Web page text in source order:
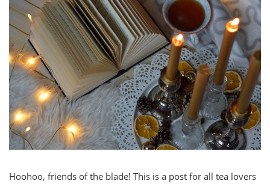
Hoohoo, friends of the blade! This is a post for all tea lovers